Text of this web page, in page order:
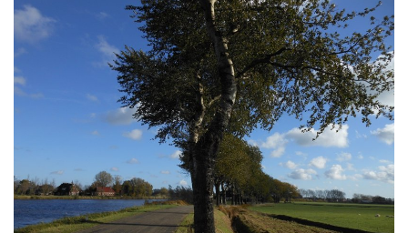
Plaats bericht